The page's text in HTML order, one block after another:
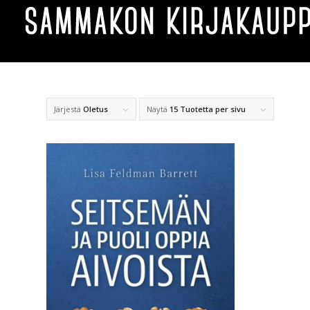
Järjestä Oletus Näytä 15 Tuotetta per sivu